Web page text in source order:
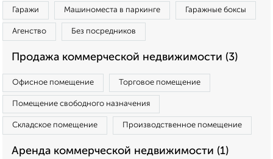
Гаражи Машиноместа в паркинге Гаражные боксы
Агенство Без посредников
Продажа коммерческой недвижимости (3)
Офисное помещение Торговое помещение
Помещение свободного назначения
Складское помещение Производственное помещение
Аренда коммерческой недвижимости (1)